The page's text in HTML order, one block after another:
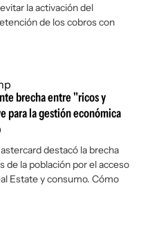
la activación del
de los cobros con
brecha entre "ricos y
para la gestión económica
destacó la brecha
de la población por el acceso
Estate y consumo. Cómo